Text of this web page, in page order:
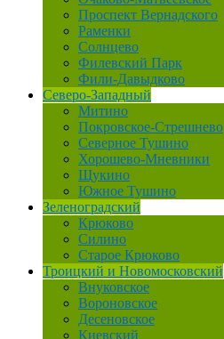
Проспект Вернадского
Раменки
Солнцево
Филевский Парк
Фили-Давыдково
Северо-Западный
Митино
Покровское-Стрешнево
Северное Тушино
Хорошево-Мневники
Щукино
Южное Тушино
Зеленоградский
Крюково
Силино
Старое Крюково
Троицкий и Новомосковский
Внуковское
Вороновское
Десеновское
Киевский